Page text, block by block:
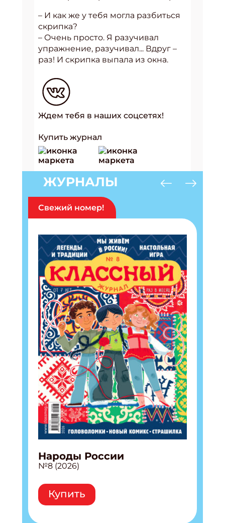
– И как же у тебя могла разбиться
скрипка?
– Очень просто. Я разучивал
упражнение, разучивал... Вдруг –
раз! И скрипка выпала из окна.
Ждем тебя в наших соцсетях!
Купить журнал
ЖУРНАЛЫ
Свежий номер!
Народы России
№8 (2026)
Купить